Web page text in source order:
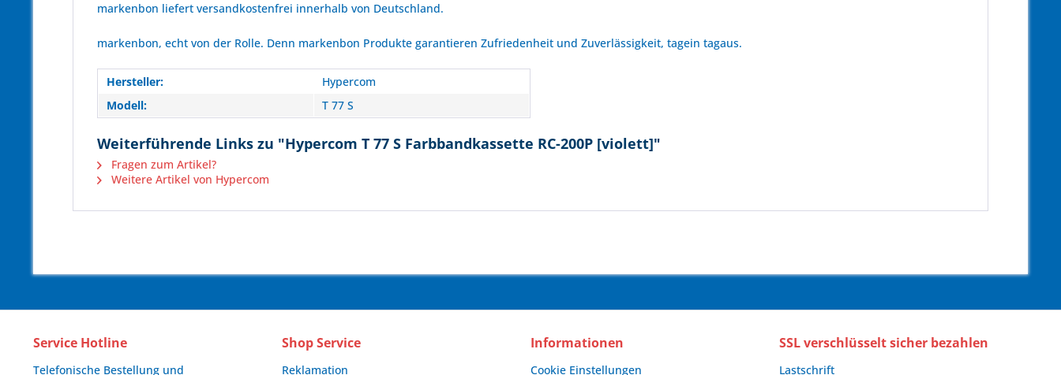
markenbon liefert versandkostenfrei innerhalb von Deutschland.
markenbon, echt von der Rolle. Denn markenbon Produkte garantieren Zufriedenheit und Zuverlässigkeit, tagein tagaus.
Hersteller:
Hypercom
Modell:
T 77 S
Weiterführende Links zu "Hypercom T 77 S Farbbandkassette RC-200P [violett]"
Fragen zum Artikel?
Weitere Artikel von Hypercom
Service Hotline
Telefonische Bestellung und
Shop Service
Reklamation
Informationen
Cookie Einstellungen
SSL verschlüsselt sicher bezahlen
Lastschrift